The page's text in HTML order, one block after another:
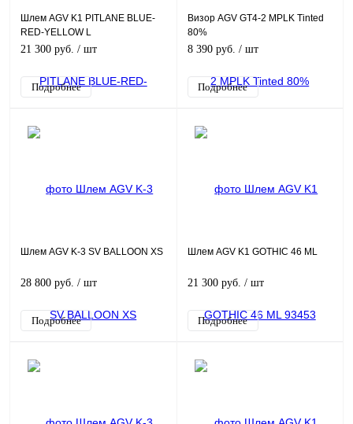
Шлем AGV K1 PITLANE BLUE-
RED-YELLOW L
21 300 руб. / шт
Подробнее
Визор AGV GT4-2 MPLK Tinted
80%
8 390 руб. / шт
Подробнее
Шлем AGV K-3 SV BALLOON XS
28 800 руб. / шт
Подробнее
Шлем AGV K1 GOTHIC 46 ML
21 300 руб. / шт
Подробнее